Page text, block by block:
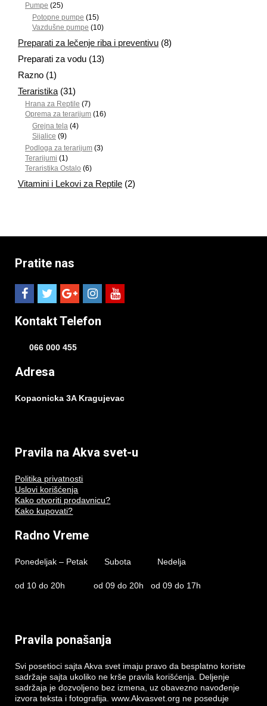
Pumpe (25)
Potopne pumpe (15)
Vazdušne pumpe (10)
Preparati za lečenje riba i preventivu (8)
Preparati za vodu (13)
Razno (1)
Teraristika (31)
Hrana za Reptile (7)
Oprema za terarijum (16)
Grejna tela (4)
Sijalice (9)
Podloga za terarijum (3)
Terarijumi (1)
Teraristika Ostalo (6)
Vitamini i Lekovi za Reptile (2)
Pratite nas
Kontakt Telefon
066 000 455
Adresa
Kopaonicka 3A Kragujevac
Pravila na Akva svet-u
Politika privatnosti
Uslovi korišćenja
Kako otvoriti prodavnicu?
Kako kupovati?
Radno Vreme
Ponedeljak – Petak Subota Nedelja
od 10 do 20h od 09 do 20h od 09 do 17h
Pravila ponašanja
Svi posetioci sajta Akva svet imaju pravo da besplatno koriste
sadržaje sajta ukoliko ne krše pravila korišćenja. Deljenje
sadržaja je dozvoljeno bez izmena, uz obavezno navođenje
izvora teksta i fotografija. www.Akvasvet.org ne poseduje